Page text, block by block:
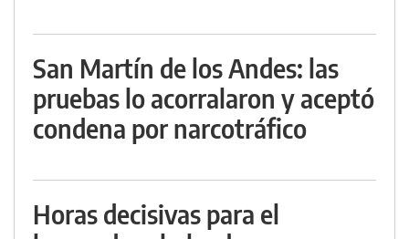
San Martín de los Andes: las
pruebas lo acorralaron y aceptó
condena por narcotráfico
Horas decisivas para el